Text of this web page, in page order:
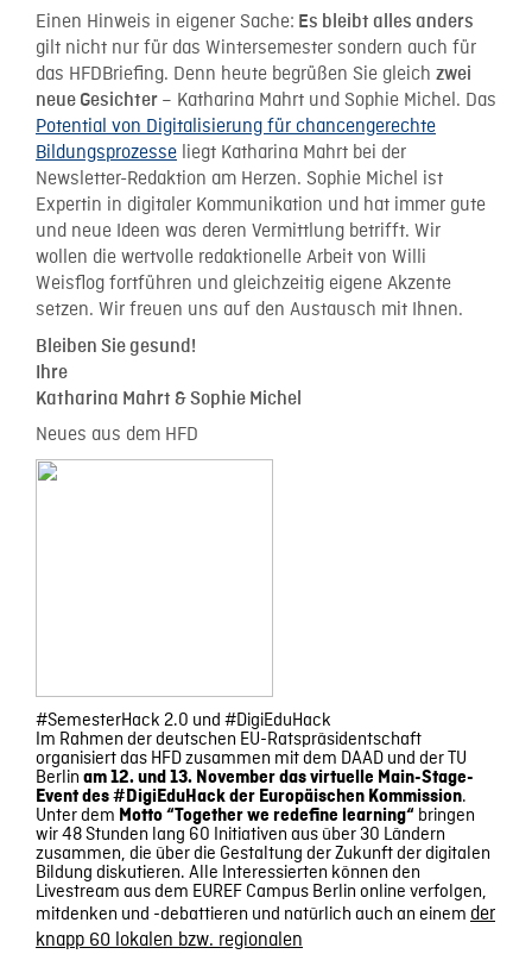
Einen Hinweis in eigener Sache: Es bleibt alles anders
gilt nicht nur für das Wintersemester sondern auch für
das HFDBriefing. Denn heute begrüßen Sie gleich zwei
neue Gesichter – Katharina Mahrt und Sophie Michel. Das
Potential von Digitalisierung für chancengerechte
Bildungsprozesse liegt Katharina Mahrt bei der
Newsletter-Redaktion am Herzen. Sophie Michel ist
Expertin in digitaler Kommunikation und hat immer gute
und neue Ideen was deren Vermittlung betrifft. Wir
wollen die wertvolle redaktionelle Arbeit von Willi
Weisflog fortführen und gleichzeitig eigene Akzente
setzen. Wir freuen uns auf den Austausch mit Ihnen.
Bleiben Sie gesund!
Ihre
Katharina Mahrt & Sophie Michel
Neues aus dem HFD
#SemesterHack 2.0 und #DigiEduHack
Im Rahmen der deutschen EU-Ratspräsidentschaft
organisiert das HFD zusammen mit dem DAAD und der TU
Berlin am 12. und 13. November das virtuelle Main-Stage-
Event des #DigiEduHack der Europäischen Kommission.
Unter dem Motto “Together we redefine learning“ bringen
wir 48 Stunden lang 60 Initiativen aus über 30 Ländern
zusammen, die über die Gestaltung der Zukunft der digitalen
Bildung diskutieren. Alle Interessierten können den
Livestream aus dem EUREF Campus Berlin online verfolgen,
mitdenken und -debattieren und natürlich auch an einem der
knapp 60 lokalen bzw. regionalen